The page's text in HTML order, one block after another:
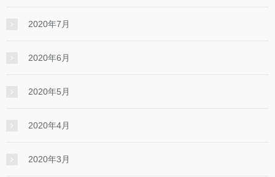
2020年7月
2020年6月
2020年5月
2020年4月
2020年3月